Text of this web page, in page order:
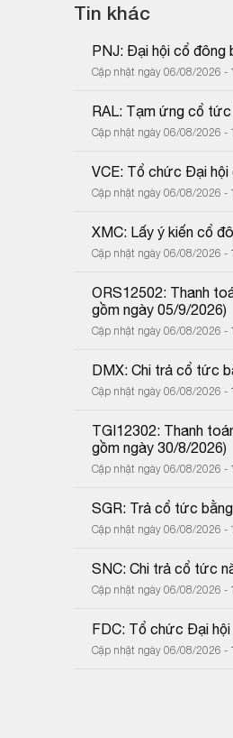
Tin khác
PNJ: Đại hội cổ đông
Cập nhật ngày 06/08/2026 -
RAL: Tạm ứng cổ
Cập nhật ngày 06/08/2026 -
VCE: Tổ chức Đại
Cập nhật ngày 06/08/2026 -
XMC: Lấy ý kiến cổ
Cập nhật ngày 06/08/2026 -
ORS12502: Thanh
gồm ngày 05/9/2026)
Cập nhật ngày 06/08/2026 -
DMX: Chi trả cổ tức
Cập nhật ngày 06/08/2026 -
TGI12302: Thanh
gồm ngày 30/8/2026)
Cập nhật ngày 06/08/2026 -
SGR: Trả cổ tức
Cập nhật ngày 06/08/2026 -
SNC: Chi trả cổ tức
Cập nhật ngày 06/08/2026 -
FDC: Tổ chức Đại
Cập nhật ngày 06/08/2026 -